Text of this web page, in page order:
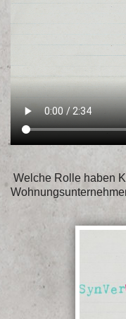
Welche Rolle haben